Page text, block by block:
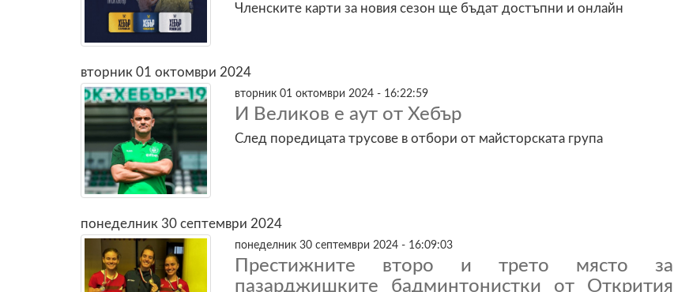
Членските карти за новия сезон ще бъдат достъпни и онлайн
вторник 01 октомври 2024
вторник 01 октомври 2024 - 16:22:59
И Великов е аут от Хебър
След поредицата трусове в отбори от майсторската група
понеделник 30 септември 2024
понеделник 30 септември 2024 - 16:09:03
Престижните второ и трето място за
пазарджишките бадминтонистки от Открития